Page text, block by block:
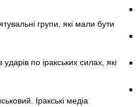
групи, які мали бути
по іракських силах, які
Іракські медіа